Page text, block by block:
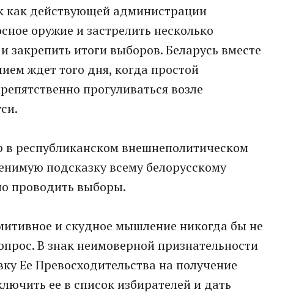
как действующей администрации
оружие и застрелить несколько
закрепить итоги выборов. Беларусь вместе
ждет того дня, когда простой
прогуливаться возле
республиканском внешнеполитическом
подсказку всему белорусскому
проводить выборы.
и скудное мышление никогда бы не
В знак неимоверной признательности
Ее Превосходительства на получение
ее в список избирателей и дать